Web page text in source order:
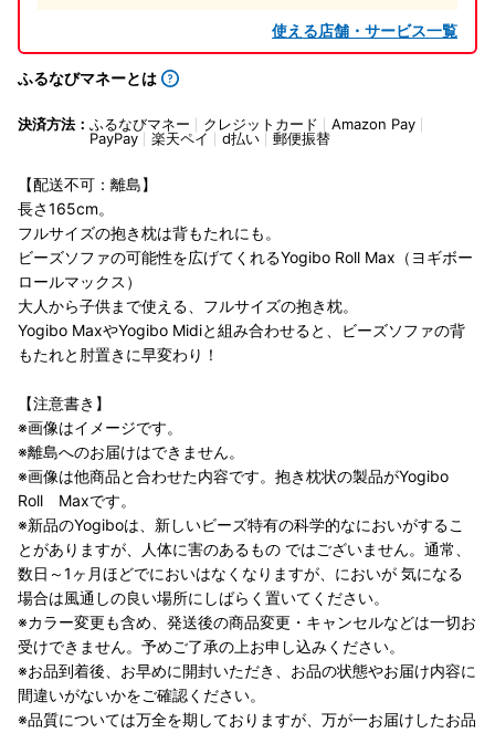
使える店舗・サービス一覧
ふるなびマネーとは
決済方法： ふるなびマネー クレジットカード
Amazon Pay
PayPay
楽天ペイ d払い 郵便振替
【配送不可：離島】
長さ165cm。
フルサイズの抱き枕は背もたれにも。
ビーズソファの可能性を広げてくれるYogibo Roll Max（ヨギボー
ロールマックス）
大人から子供まで使える、フルサイズの抱き枕。
Yogibo MaxやYogibo Midiと組み合わせると、ビーズソファの背
もたれと肘置きに早変わり！
【注意書き】
※画像はイメージです。
※離島へのお届けはできません。
※画像は他商品と合わせた内容です。抱き枕状の製品がYogibo
Roll Maxです。
※新品のYogiboは、新しいビーズ特有の科学的なにおいがするこ
とがありますが、人体に害のあるもの ではございません。通常、
数日～1ヶ月ほどでにおいはなくなりますが、においが 気になる
場合は風通しの良い場所にしばらく置いてください。
※カラー変更も含め、発送後の商品変更・キャンセルなどは一切お
受けできません。予めご了承の上お申し込みください。
※お品到着後、お早めに開封いただき、お品の状態やお届け内容に
間違いがないかをご確認ください。
※品質については万全を期しておりますが、万が一お届けしたお品